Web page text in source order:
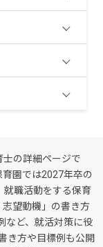
の詳細ページで
園では2027年卒の
職活動をする保育
望動機」の書き方
など、就活対策に役
き方や目標例も公開